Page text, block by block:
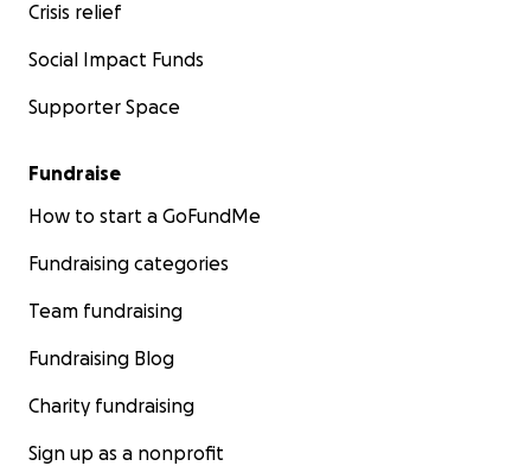
Crisis relief
Social Impact Funds
Supporter Space
Fundraise
How to start a GoFundMe
Fundraising categories
Team fundraising
Fundraising Blog
Charity fundraising
Sign up as a nonprofit